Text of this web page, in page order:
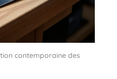
contemporaine des